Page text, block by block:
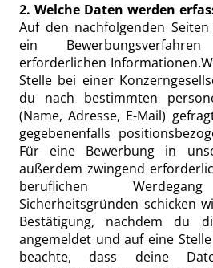
2. Welche Daten werden
Auf den nachfolgenden
ein
erforderlichen
Stelle bei einer
du nach bestimmten
(Name, Adresse, E-Mail)
gegebenenfalls
Für eine Bewerbung in
außerdem zwingend
beruflichen
Sicherheitsgründen schicken
Bestätigung, nachdem du
angemeldet und auf eine
beachte, dass deine